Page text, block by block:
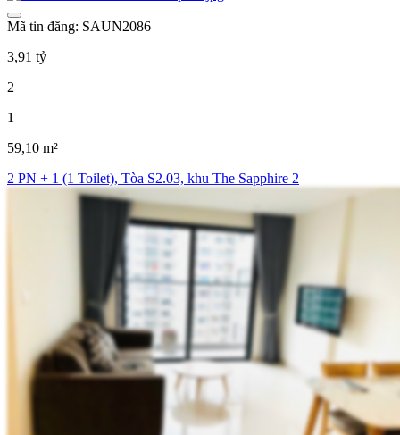
Mã tin đăng: SAUN2086
3,91 tỷ
2
1
59,10 m²
2 PN + 1 (1 Toilet), Tòa S2.03, khu The Sapphire 2